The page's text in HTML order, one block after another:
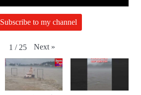
Subscribe to my channel
1 / 25 Next »